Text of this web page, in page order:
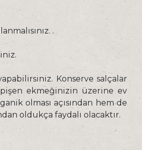
.
Konserve salçalar
ekmeğinizin üzerine ev
olması açısından hem de
oldukça faydalı olacaktır.